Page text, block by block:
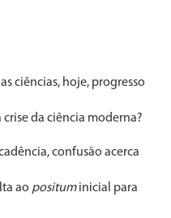
ciências, hoje, progresso
crise da ciência moderna?
confusão acerca
ao posituminicial para